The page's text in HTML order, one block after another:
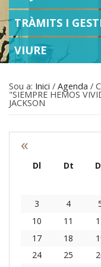
TRÀMITS I
VIURE
Sou a: Inici / Agenda /
"SIEMPRE HEMOS
JACKSON
«
Dl Dt
3
4
10
11
17
18
24
25